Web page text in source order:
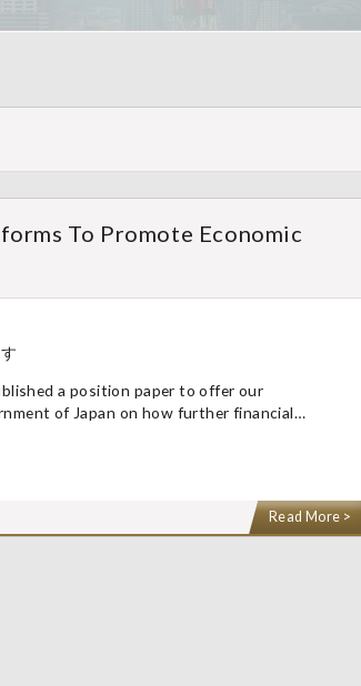
To Promote Economic
a position paper to offer our
of Japan on how further financial…
Read More >